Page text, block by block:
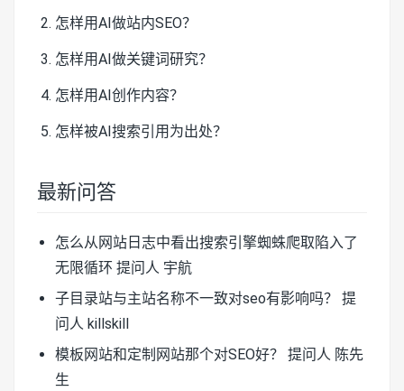
怎样用AI做站内SEO？
怎样用AI做关键词研究？
怎样用AI创作内容？
怎样被AI搜索引用为出处？
最新问答
怎么从网站日志中看出搜索引擎蜘蛛爬取陷入了
无限循环 提问人 宇航
子目录站与主站名称不一致对seo有影响吗？
提
问人 killskill
模板网站和定制网站那个对SEO好？
提问人 陈先
生